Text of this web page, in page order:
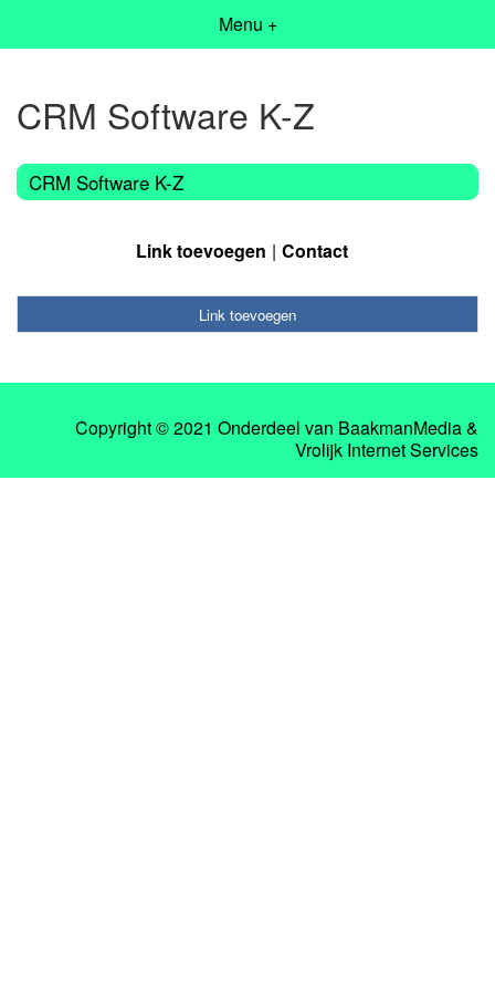
Menu +
CRM Software K-Z
CRM Software K-Z
Link toevoegen Contact
Link toevoegen
Copyright © 2021 Onderdeel van BaakmanMedia&
Vrolijk Internet Services